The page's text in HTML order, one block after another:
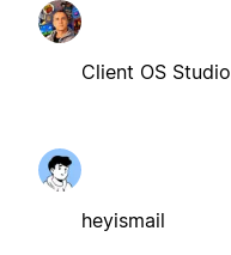
Client OS Studio
heyismail